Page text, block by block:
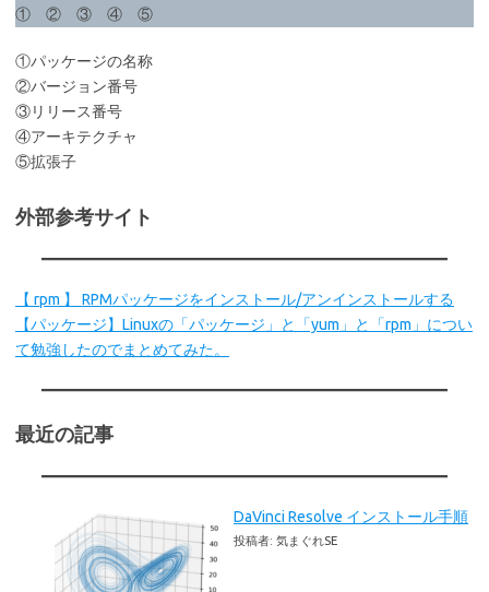
① ② ③ ④ ⑤
①パッケージの名称
②バージョン番号
③リリース番号
④アーキテクチャ
⑤拡張子
外部参考サイト
【 rpm 】 RPMパッケージをインストール/アンインストールする
【パッケージ】Linuxの「パッケージ」と「yum」と「rpm」につい
て勉強したのでまとめてみた。
最近の記事
DaVinci Resolve インストール手順
投稿者: 気まぐれSE